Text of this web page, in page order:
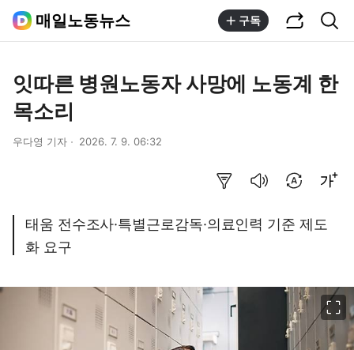
매일노동뉴스 구독
잇따른 병원노동자 사망에 노동계 한
목소리
우다영 기자 2026. 7. 9. 06:32
태움 전수조사·특별근로감독·의료인력 기준 제도
화 요구